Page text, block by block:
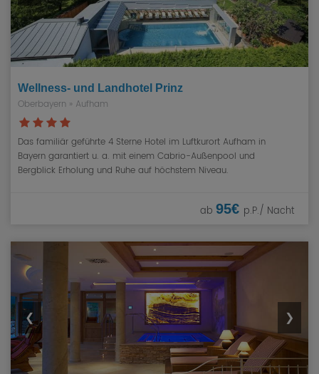
Wellness- und Landhotel Prinz
Oberbayern » Aufham
Das familiär geführte 4 Sterne Hotel im Luftkurort Aufham in
Bayern garantiert u. a. mit einem Cabrio-Außenpool und
Bergblick Erholung und Ruhe auf höchstem Niveau.
ab 95€ p.P./ Nacht
❮ ❯